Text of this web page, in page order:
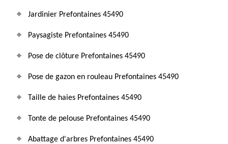
Jardinier Prefontaines 45490
Paysagiste Prefontaines 45490
Pose de clôture Prefontaines 45490
Pose de gazon en rouleau Prefontaines 45490
Taille de haies Prefontaines 45490
Tonte de pelouse Prefontaines 45490
Abattage d'arbres Prefontaines 45490